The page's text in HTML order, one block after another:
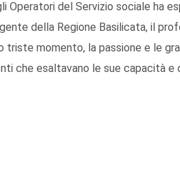
Operatori del Servizio sociale ha
della Regione Basilicata, il
triste momento, la passione e le
che esaltavano le sue capacità e